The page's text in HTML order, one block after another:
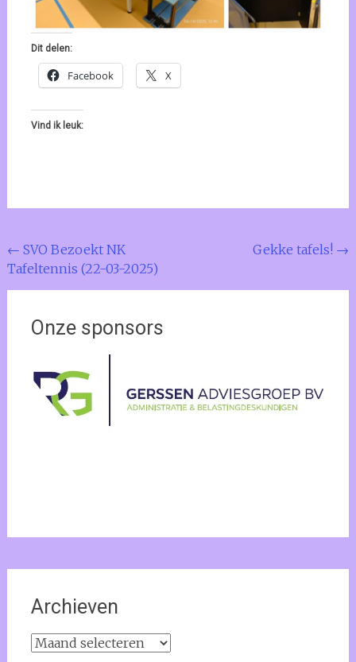
Dit delen:
Facebook X
Vind ik leuk:
Bericht
navigatie
← SVO Bezoekt NK
Tafeltennis (22-03-2025)
Gekke tafels! →
Onze sponsors
Archieven
Archieven